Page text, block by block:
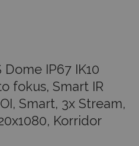
IP67 IK10
fokus, Smart IR
Smart, 3x Stream,
Korridor